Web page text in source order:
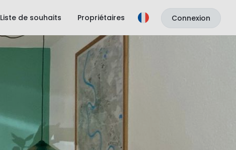
Liste de souhaits Propriétaires Connexion